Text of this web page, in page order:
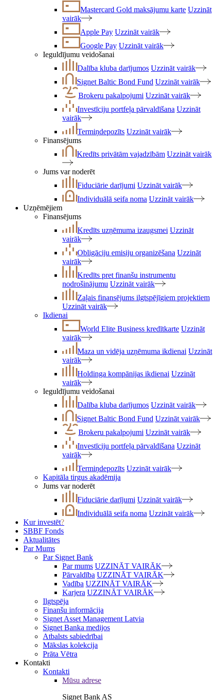
Mastercard Gold maksājumu karte Uzzināt
vairāk
Apple Pay Uzzināt vairāk
Google Pay Uzzināt vairāk
Ieguldījumu veidošanai
Dalība kluba darījumos Uzzināt vairāk
Signet Baltic Bond Fund Uzzināt vairāk
Brokeru pakalpojumi Uzzināt vairāk
Investīciju portfeļa pārvaldīšana Uzzināt
vairāk
Termiņdepozīts Uzzināt vairāk
Finansējums
Kredīts privātām vajadzībām Uzzināt vairāk
Jums var noderēt
Fiduciārie darījumi Uzzināt vairāk
Individuālā seifa noma Uzzināt vairāk
Uzņēmējiem
Finansējums
Kredīts uzņēmuma izaugsmei Uzzināt
vairāk
Obligāciju emisiju organizēšana Uzzināt
vairāk
Kredīts pret finanšu instrumentu
nodrošinājumu Uzzināt vairāk
Zaļais finansējums ilgtspējīgiem projektiem
Uzzināt vairāk
Ikdienai
World Elite Business kredītkarte Uzzināt
vairāk
Maza un vidēja uzņēmuma ikdienai Uzzināt
vairāk
Holdinga kompānijas ikdienai Uzzināt
vairāk
Ieguldījumu veidošanai
Dalība kluba darījumos Uzzināt vairāk
Signet Baltic Bond Fund Uzzināt vairāk
Brokeru pakalpojumi Uzzināt vairāk
Investīciju portfeļa pārvaldīšana Uzzināt
vairāk
Termiņdepozīts Uzzināt vairāk
Kapitāla tirgus akadēmija
Jums var noderēt
Fiduciārie darījumi Uzzināt vairāk
Individuālā seifa noma Uzzināt vairāk
Kur investēt?
SBBF Fonds
Aktualitātes
Par Mums
Par Signet Bank
Par mums UZZINĀT VAIRĀK
Pārvaldība UZZINĀT VAIRĀK
Vadība UZZINĀT VAIRĀK
Karjera UZZINĀT VAIRĀK
Ilgtspēja
Finanšu informācija
Signet Asset Management Latvia
Signet Banka medijos
Atbalsts sabiedrībai
Mākslas kolekcija
Prāta Vētra
Kontakti
Kontakti
Mūsu adrese
Signet Bank AS